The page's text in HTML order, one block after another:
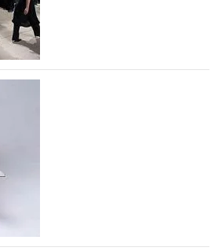
неделе моды
Московской неделе моды,
столице с 26 сентября
1047 заявок. Примерно
прислали дизайнеры,
не были представлены в…